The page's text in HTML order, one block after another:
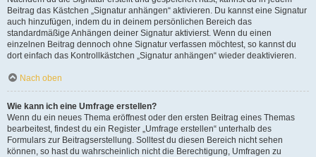
Beitrag das Kästchen „Signatur anhängen“ aktivieren. Du kannst eine Signatur
auch hinzufügen, indem du in deinem persönlichen Bereich das
standardmäßige Anhängen deiner Signatur aktivierst. Wenn du einen
einzelnen Beitrag dennoch ohne Signatur verfassen möchtest, so kannst du
dort einfach das Kontrollkästchen „Signatur anhängen“ wieder deaktivieren.
Nach oben
Wie kann ich eine Umfrage erstellen?
Wenn du ein neues Thema eröffnest oder den ersten Beitrag eines Themas
bearbeitest, findest du ein Register „Umfrage erstellen“ unterhalb des
Formulars zur Beitragserstellung. Solltest du diesen Bereich nicht sehen
können, so hast du wahrscheinlich nicht die Berechtigung, Umfragen zu